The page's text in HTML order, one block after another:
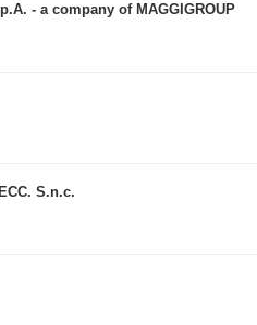
- a company of MAGGIGROUP
S.n.c.